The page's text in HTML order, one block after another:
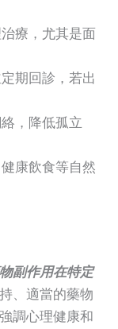
療，尤其是面
期回診，若出
，降低孤立
康飲食等自然
副作用在特定
、適當的藥物
調心理健康和